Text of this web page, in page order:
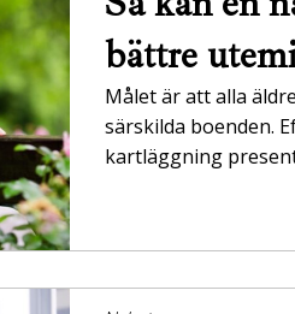
bättre
Målet är att alla
särskilda boenden.
kartläggning